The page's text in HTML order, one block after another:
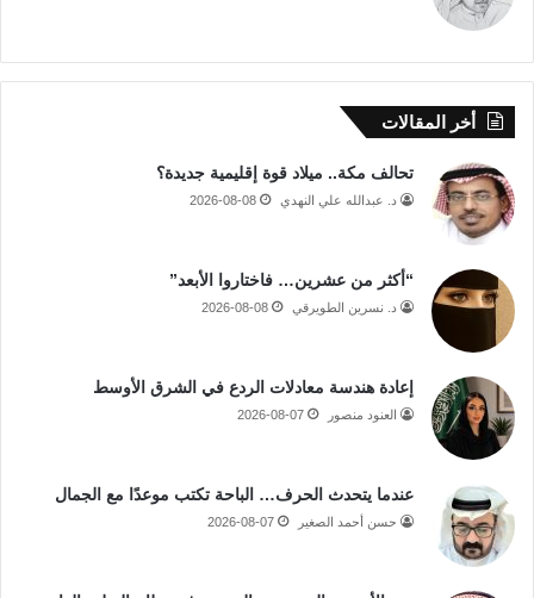
أخر المقالات
تحالف مكة.. ميلاد قوة إقليمية جديدة؟
د. عبدالله علي النهدي 2026-08-08
“أكثر من عشرين… فاختاروا الأبعد”
د. نسرين الطويرقي 2026-08-08
إعادة هندسة معادلات الردع في الشرق الأوسط
العنود منصور 2026-08-07
عندما يتحدث الحرف… الباحة تكتب موعدًا مع الجمال
حسن أحمد الصغير 2026-08-07